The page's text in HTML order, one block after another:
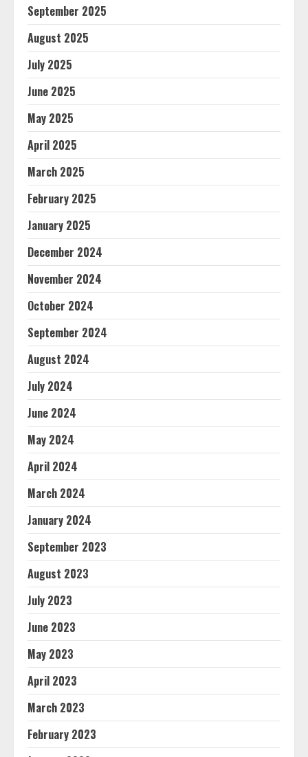
September 2025
August 2025
July 2025
June 2025
May 2025
April 2025
March 2025
February 2025
January 2025
December 2024
November 2024
October 2024
September 2024
August 2024
July 2024
June 2024
May 2024
April 2024
March 2024
January 2024
September 2023
August 2023
July 2023
June 2023
May 2023
April 2023
March 2023
February 2023